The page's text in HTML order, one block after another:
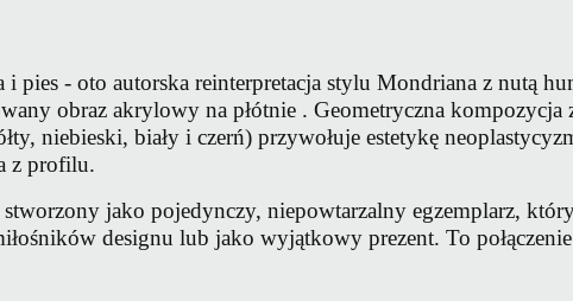
pies - oto autorska reinterpretacja stylu Mondriana z nutą
obraz akrylowy na płótnie . Geometryczna
niebieski, biały i czerń) przywołuje estetykę
z profilu.
stworzony jako pojedynczy, niepowtarzalny egzemplarz,
designu lub jako wyjątkowy prezent. To